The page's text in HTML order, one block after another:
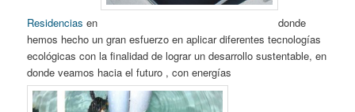
Residenciasen
donde
hemos hecho un gran esfuerzo en aplicar diferentes tecnologías
ecológicas con la finalidad de lograr un desarrollo sustentable, en
donde veamos hacia el futuro , con energías